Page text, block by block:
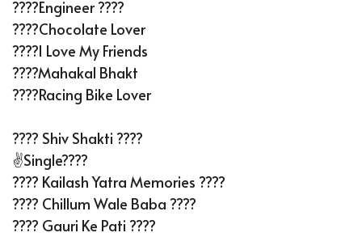
????Engineer ????
????Chocolate Lover
????I Love My Friends
????Mahakal Bhakt
????️Racing Bike Lover
???? Shiv Shakti ????
✌️Single????
???? Kailash Yatra Memories ????
???? Chillum Wale Baba ????
???? Gauri Ke Pati ????